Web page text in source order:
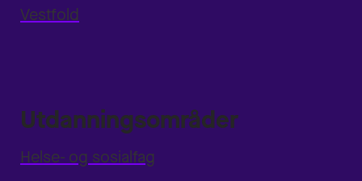
Vestfold
Utdanningsområder
Helse- og sosialfag